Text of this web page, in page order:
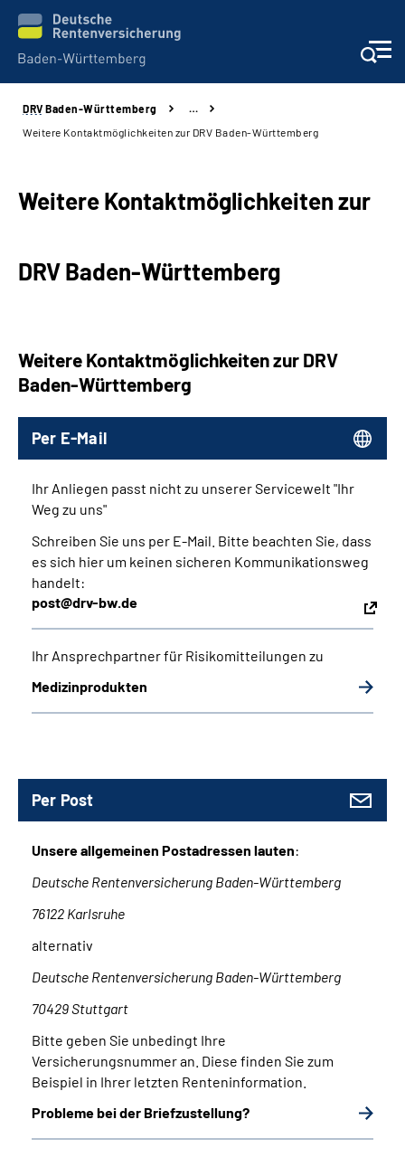
Beratung und Kontakt
Karriere
Über uns
Inhalte in Gebärdensprache (DGS)
Suche
DRV Baden-Württemberg
…
Weitere Kontaktmöglichkeiten zur DRV Baden-Württemberg
Weitere Kontaktmöglichkeiten zur
DRV Baden-Württemberg
Weitere Kontaktmöglichkeiten zur DRV
Baden-Württemberg
Per E-Mail
Ihr Anliegen passt nicht zu unserer Servicewelt "Ihr
Weg zu uns"
Schreiben Sie uns per E-Mail. Bitte beachten Sie, dass
es sich hier um keinen sicheren Kommunikationsweg
handelt:
post@drv-bw.de
Ihr Ansprechpartner für Risikomitteilungen zu
Medizinprodukten
Per Post
Unsere allgemeinen Postadressen lauten:
Deutsche Rentenversicherung Baden-Württemberg
76122 Karlsruhe
alternativ
Deutsche Rentenversicherung Baden-Württemberg
70429 Stuttgart
Bitte geben Sie unbedingt Ihre
Versicherungsnummer an. Diese finden Sie zum
Beispiel in Ihrer letzten Renteninformation.
Probleme bei der Briefzustellung?